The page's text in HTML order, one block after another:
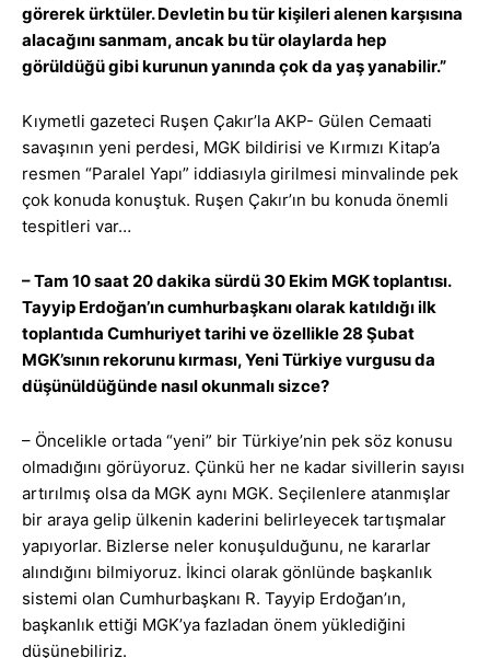
görerek ürktüler. Devletin bu tür kişileri alenen karşısına
alacağını sanmam, ancak bu tür olaylarda hep
görüldüğü gibi kurunun yanında çok da yaş yanabilir.”
Kıymetli gazeteci Ruşen Çakır’la AKP- Gülen Cemaati
savaşının yeni perdesi, MGK bildirisi ve Kırmızı Kitap’a
resmen “Paralel Yapı” iddiasıyla girilmesi minvalinde pek
çok konuda konuştuk. Ruşen Çakır’ın bu konuda önemli
tespitleri var…
– Tam 10 saat 20 dakika sürdü 30 Ekim MGK toplantısı.
Tayyip Erdoğan’ın cumhurbaşkanı olarak katıldığı ilk
toplantıda Cumhuriyet tarihi ve özellikle 28 Şubat
MGK’sının rekorunu kırması, Yeni Türkiye vurgusu da
düşünüldüğünde nasıl okunmalı sizce?
– Öncelikle ortada “yeni” bir Türkiye’nin pek söz konusu
olmadığını görüyoruz. Çünkü her ne kadar sivillerin sayısı
artırılmış olsa da MGK aynı MGK. Seçilenlere atanmışlar
bir araya gelip ülkenin kaderini belirleyecek tartışmalar
yapıyorlar. Bizlerse neler konuşulduğunu, ne kararlar
alındığını bilmiyoruz. İkinci olarak gönlünde başkanlık
sistemi olan Cumhurbaşkanı R. Tayyip Erdoğan’ın,
başkanlık ettiği MGK’ya fazladan önem yüklediğini
düşünebiliriz.